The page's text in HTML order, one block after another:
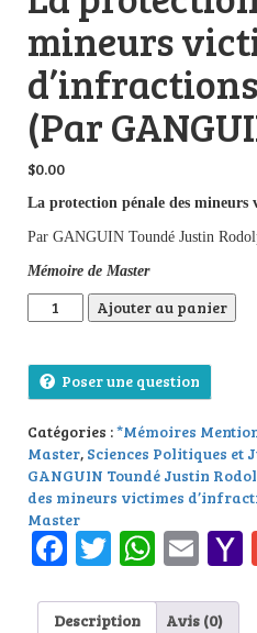
mineurs
(Par
$0.00
La protection pénale des mineurs
Par GANGUIN Toundé Justin
Mémoire de Master
quantité de La protection
Ajouter au panier
Poser une question
Catégories :*Mémoires
Master, Sciences Politiques et
GANGUIN Toundé Justin
des mineurs victimes
Master
Facebook
Twitter
Description Avis (0)